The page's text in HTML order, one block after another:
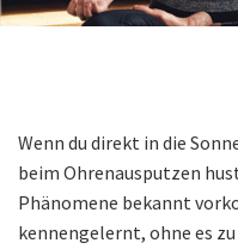
Wenn du direkt in die
beim Ohrenausputzen
Phänomene bekannt
kennengelernt, ohne es zu